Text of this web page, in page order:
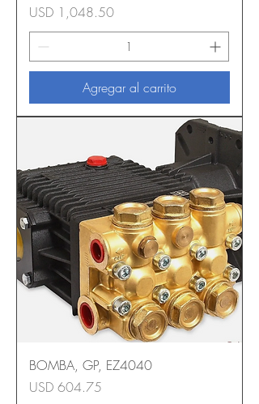
Precio
USD 1,048.50
Agregar al carrito
BOMBA, GP, EZ4040
Precio
USD 604.75